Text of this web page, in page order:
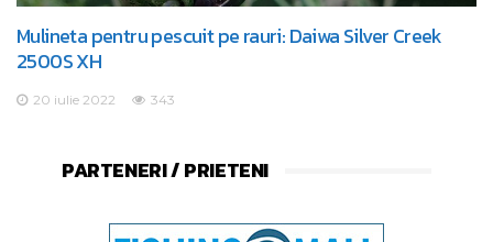
Mulineta pentru pescuit pe rauri: Daiwa Silver Creek
2500S XH
20 iulie 2022 343
PARTENERI / PRIETENI